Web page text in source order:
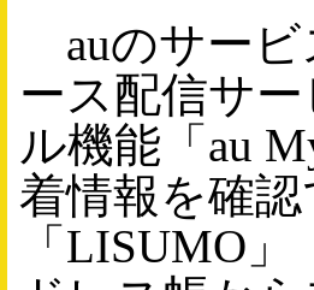
auのサービ
ース配信サ
ル機能「au
着情報を確
「LISUMO